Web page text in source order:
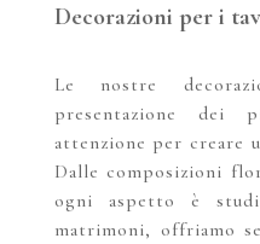
Decorazioni per i
Le nostre
presentazione dei
attenzione per creare
Dalle composizioni
ogni aspetto è
matrimoni, offriamo